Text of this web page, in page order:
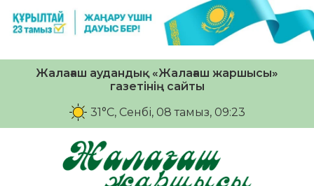
Жалағаш аудандық «Жалағаш жаршысы»
газетінің сайты
31°C, Сенбі, 08 тамыз, 09:23